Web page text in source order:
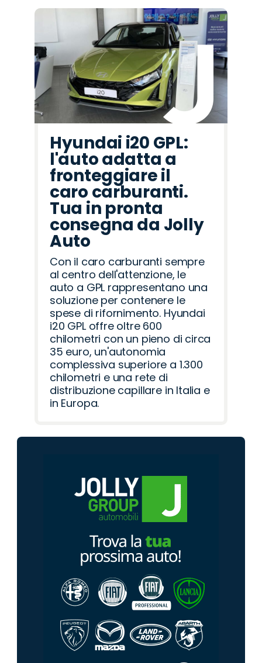
Hyundai i20 GPL:
l'auto adatta a
fronteggiare il
caro carburanti.
Tua in pronta
consegna da Jolly
Auto
Con il caro carburanti sempre
al centro dell'attenzione, le
auto a GPL rappresentano una
soluzione per contenere le
spese di rifornimento. Hyundai
i20 GPL offre oltre 600
chilometri con un pieno di circa
35 euro, un'autonomia
complessiva superiore a 1.300
chilometri e una rete di
distribuzione capillare in Italia e
in Europa.